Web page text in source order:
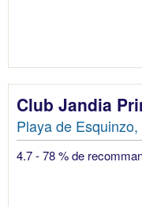
Club Jandia
Playa de
4.7 - 78 % de